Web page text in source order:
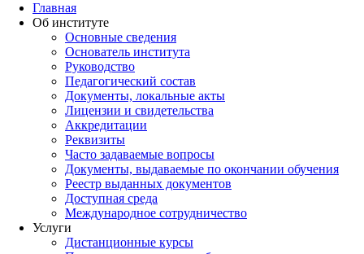
Главная
Об институте
Основные сведения
Основатель института
Руководство
Педагогический состав
Документы, локальные акты
Лицензии и свидетельства
Аккредитации
Реквизиты
Часто задаваемые вопросы
Документы, выдаваемые по окончании обучения
Реестр выданных документов
Доступная среда
Международное сотрудничество
Услуги
Дистанционные курсы